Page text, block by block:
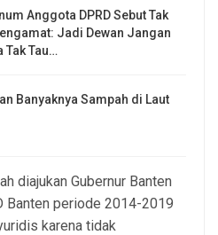
Anggota DPRD Sebut Tak
Jadi Dewan Jangan
Tak Tau…
Banyaknya Sampah di Laut
diajukan Gubernur Banten
Banten periode 2014-2019
karena tidak